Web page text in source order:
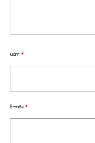
Nom *
E-mail*